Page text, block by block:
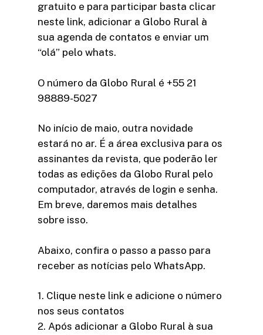
gratuito e para participar basta clicar
neste link, adicionar a Globo Rural à
sua agenda de contatos e enviar um
“olá” pelo whats.
O número da Globo Rural é +55 21
98889-5027
No início de maio, outra novidade
estará no ar. É a área exclusiva para os
assinantes da revista, que poderão ler
todas as edições da Globo Rural pelo
computador, através de login e senha.
Em breve, daremos mais detalhes
sobre isso.
Abaixo, confira o passo a passo para
receber as notícias pelo WhatsApp.
1. Clique neste link e adicione o número
nos seus contatos
2. Após adicionar a Globo Rural à sua